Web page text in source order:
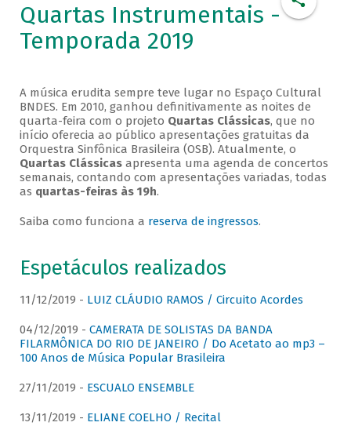
Quartas Instrumentais -
Temporada 2019
A música erudita sempre teve lugar no Espaço Cultural
BNDES. Em 2010, ganhou definitivamente as noites de
quarta-feira com o projeto Quartas Clássicas, que no
início oferecia ao público apresentações gratuitas da
Orquestra Sinfônica Brasileira (OSB). Atualmente, o
Quartas Clássicasapresenta uma agenda de concertos
semanais, contando com apresentações variadas, todas
as quartas-feiras às 19h.
Saiba como funciona a reserva de ingressos.
Espetáculos realizados
11/12/2019 - LUIZ CLÁUDIO RAMOS / Circuito Acordes
04/12/2019 - CAMERATA DE SOLISTAS DA BANDA
FILARMÔNICA DO RIO DE JANEIRO / Do Acetato ao mp3 –
100 Anos de Música Popular Brasileira
27/11/2019 - ESCUALO ENSEMBLE
13/11/2019 - ELIANE COELHO / Recital